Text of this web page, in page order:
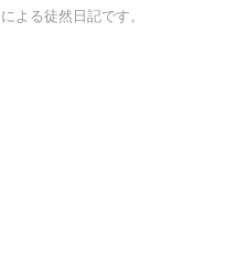
よる徒然日記です。